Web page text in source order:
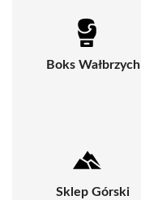
Boks Wałbrzych
Sklep Górski